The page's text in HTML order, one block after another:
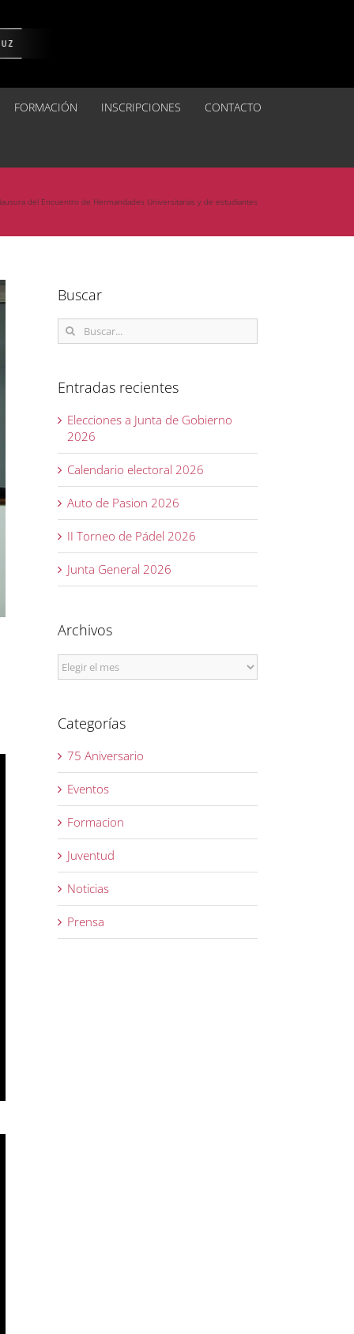
FORMACIÓN INSCRIPCIONES CONTACTO
del Encuentro de Hermandades Universitarias y de estudiantes
Buscar
Buscar:
Entradas recientes
Elecciones a Junta de Gobierno
2026
Calendario electoral 2026
Auto de Pasion 2026
II Torneo de Pádel 2026
Junta General 2026
Archivos
Archivos
Categorías
75 Aniversario
Eventos
Formacion
Juventud
Noticias
Prensa